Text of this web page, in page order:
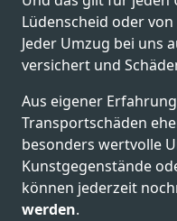
Lüdenscheid oder
Jeder Umzug bei uns
versichert und
Aus eigener
Transportschäden
besonders wertvolle
Kunstgegenstände
können jederzeit
werden.